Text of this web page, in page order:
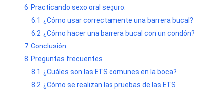
6 Practicando sexo oral seguro:
6.1 ¿Cómo usar correctamente una barrera bucal?
6.2 ¿Cómo hacer una barrera bucal con un condón?
7 Conclusión
8 Preguntas frecuentes
8.1 ¿Cuáles son las ETS comunes en la boca?
8.2 ¿Cómo se realizan las pruebas de las ETS